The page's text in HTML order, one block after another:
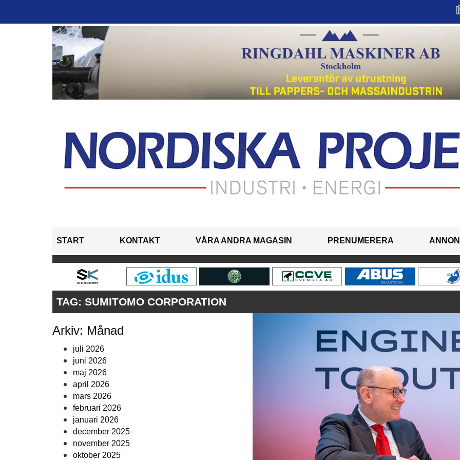
START KONTAKT VÅRA ANDRA MAGASIN PRENUMERERA
TAG: SUMITOMO CORPORATION
Arkiv: Månad
juli 2026
juni 2026
maj 2026
april 2026
mars 2026
februari 2026
januari 2026
december 2025
november 2025
oktober 2025